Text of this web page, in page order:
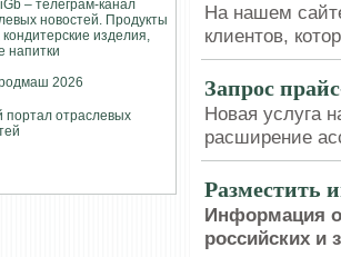
На нашем
клиентов,
Запрос
Новая услуга
расширение
Разместить
Информация о
российских и